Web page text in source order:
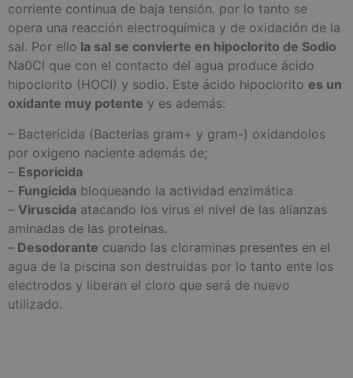
corriente continua de baja tensión. por lo tanto se
opera una reacción electroquímica y de oxidación de la
sal. Por ello la sal se convierte en hipoclorito de Sodio
Na0CI que con el contacto del agua produce ácido
hipoclorito (HOCI) y sodio. Este ácido hipoclorito es un
oxidante muy potente y es además:
– Bactericida (Bacterias gram+ y gram-) oxidandolos
por oxigeno naciente además de;
– Esporicida
– Fungicida bloqueando la actividad enzimática
– Viruscida atacando los virus el nivel de las alianzas
aminadas de las proteínas.
– Desodorante cuando las cloraminas presentes en el
agua de la piscina son destruidas por lo tanto ente los
electrodos y liberan el cloro que será de nuevo
utilizado.